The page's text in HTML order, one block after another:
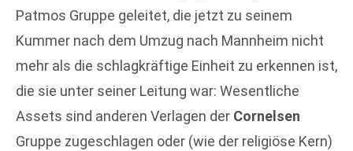
Patmos Gruppe geleitet, die jetzt zu seinem
Kummer nach dem Umzug nach Mannheim nicht
mehr als die schlagkräftige Einheit zu erkennen ist,
die sie unter seiner Leitung war: Wesentliche
Assets sind anderen Verlagen der Cornelsen
Gruppe zugeschlagen oder (wie der religiöse Kern)